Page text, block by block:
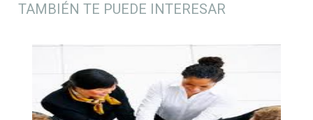
TAMBIÉN TE PUEDE INTERESAR